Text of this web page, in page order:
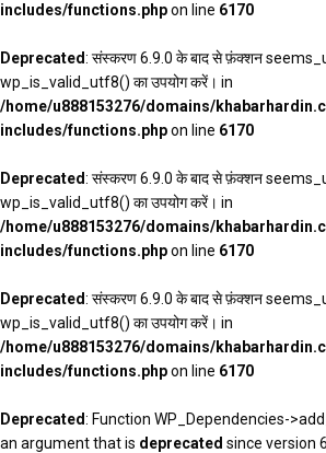
includes/functions.phpon line 6170
Deprecated: संस्करण 6.9.0 के बाद से फ़ंक्शन
wp_is_valid_utf8() का उपयोग करें। in
/home/u888153276/domains/
includes/functions.phpon line 6170
Deprecated: संस्करण 6.9.0 के बाद से फ़ंक्शन
wp_is_valid_utf8() का उपयोग करें। in
/home/u888153276/domains/
includes/functions.phpon line 6170
Deprecated: संस्करण 6.9.0 के बाद से फ़ंक्शन
wp_is_valid_utf8() का उपयोग करें। in
/home/u888153276/domains/
includes/functions.phpon line 6170
Deprecated: Function WP_Dependencies-
an argument that is deprecated since version